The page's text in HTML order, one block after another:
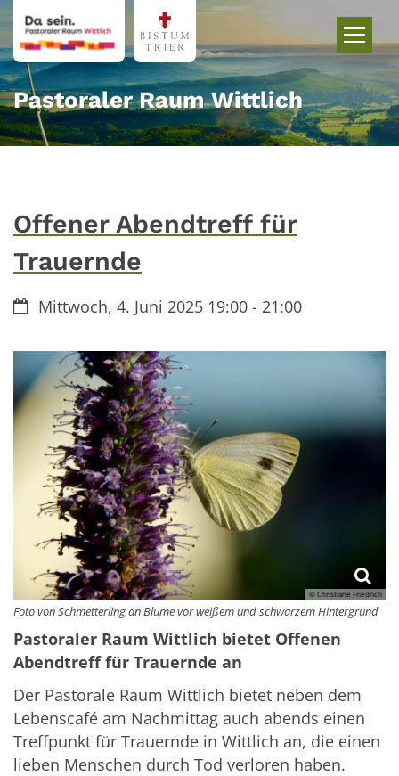
Zum Inhalt springen
Pastoraler Raum Wittlich
Offener Abendtreff für
Trauernde
Datum:Mittwoch, 4. Juni 2025 19:00 - 21:00
© Christiane Friedrich
Foto von Schmetterling an Blume vor weißem und schwarzem Hintergrund
Pastoraler Raum Wittlich bietet Offenen
Abendtreff für Trauernde an
Der Pastorale Raum Wittlich bietet neben dem
Lebenscafé am Nachmittag auch abends einen
Treffpunkt für Trauernde in Wittlich an, die einen
lieben Menschen durch Tod verloren haben.